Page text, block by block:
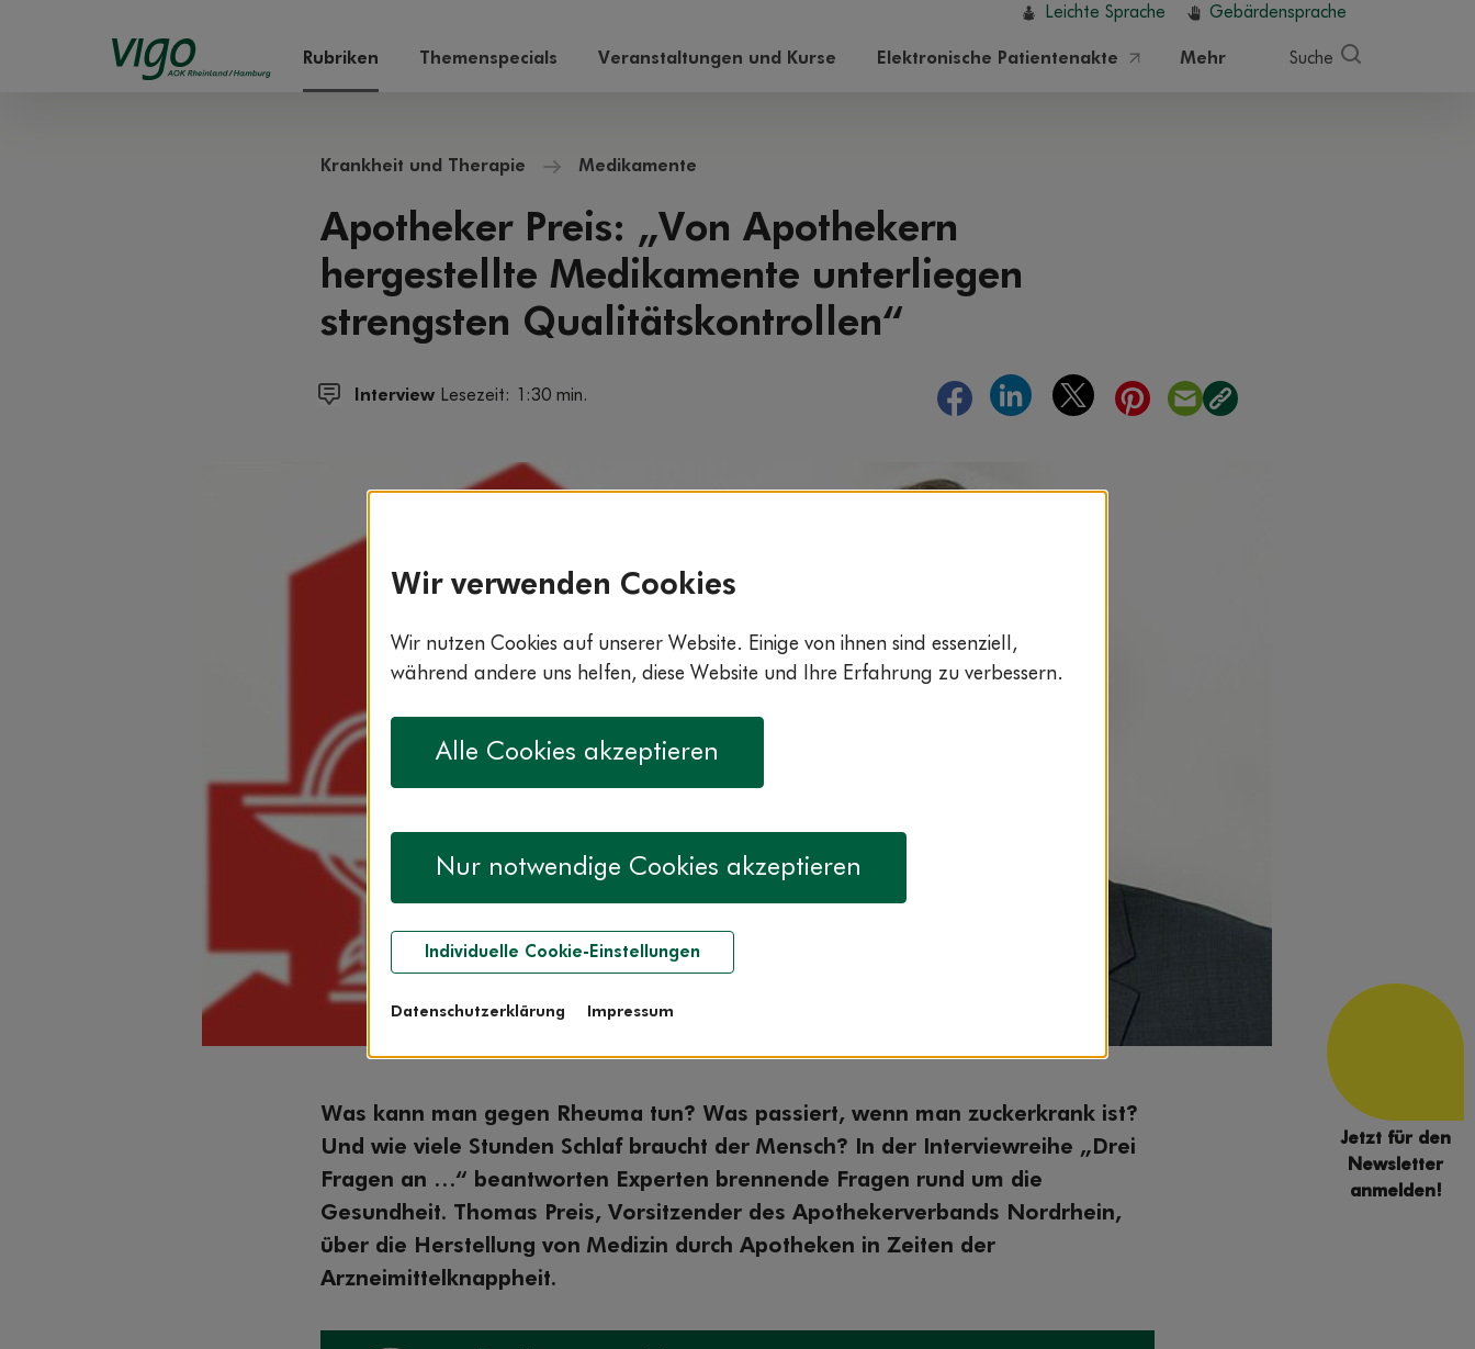
Leichte Sprache Gebärdensprache
Rubriken Themenspecials Veranstaltungen und Kurse Elektronische Patientenakte Mehr Suche
Krankheit und Therapie Medikamente
Apotheker Preis: „Von Apothekern
hergestellte Medikamente unterliegen
strengsten Qualitätskontrollen“
Interview Lesezeit: 1:30 min.
Was kann man gegen Rheuma tun? Was passiert, wenn man zuckerkrank ist?
Und wie viele Stunden Schlaf braucht der Mensch? In der Interviewreihe „Drei
Fragen an …“ beantworten Experten brennende Fragen rund um die
Gesundheit. Thomas Preis, Vorsitzender des Apothekerverbands Nordrhein,
über die Herstellung von Medizin durch Apotheken in Zeiten der
Arzneimittelknappheit.
Jetzt für den
Newsletter
anmelden!
Wir verwenden Cookies
Wir nutzen Cookies auf unserer Website. Einige von ihnen sind essenziell,
während andere uns helfen, diese Website und Ihre Erfahrung zu verbessern.
Alle Cookies akzeptieren
Nur notwendige Cookies akzeptieren
Individuelle Cookie-Einstellungen
Datenschutzerklärung Impressum